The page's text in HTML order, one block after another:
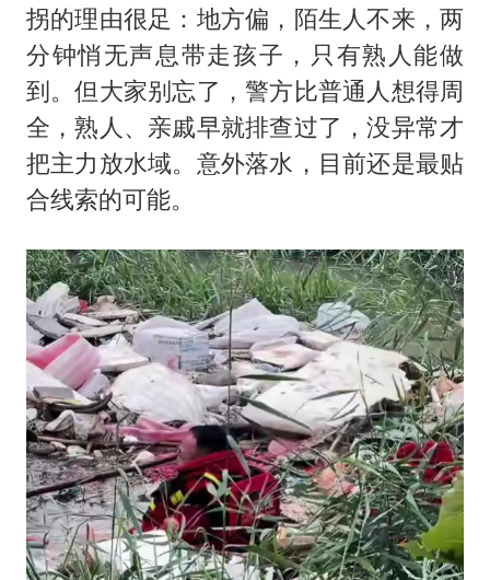
拐的理由很足：地方偏，陌生人不来，两
分钟悄无声息带走孩子，只有熟人能做
到。但大家别忘了，警方比普通人想得周
全，熟人、亲戚早就排查过了，没异常才
把主力放水域。意外落水，目前还是最贴
合线索的可能。